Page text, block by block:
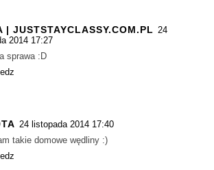
| JUSTSTAYCLASSY.COM.PL 24
2014 17:27
sprawa :D
24 listopada 2014 17:40
takie domowe wędliny :)